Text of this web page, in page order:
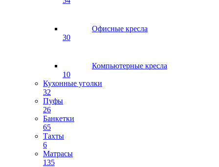
Офисные кресла
30
Компьютерные кресла
10
Кухонные уголки
32
Пуфы
26
Банкетки
65
Тахты
6
Матрасы
135